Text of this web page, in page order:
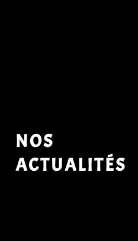
NOS
ACTUALITÉS